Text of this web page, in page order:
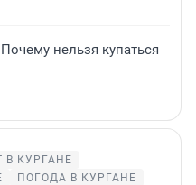
нельзя купаться
В КУРГАНЕ
ПОГОДА В КУРГАНЕ